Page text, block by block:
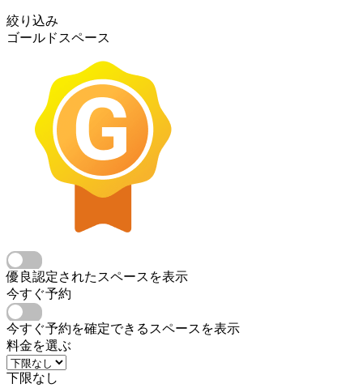
絞り込み
ゴールドスペース
優良認定されたスペースを表示
今すぐ予約
今すぐ予約を確定できるスペースを表示
料金を選ぶ
下限なし